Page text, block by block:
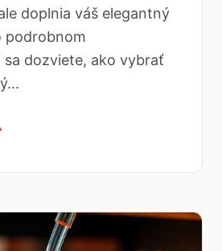
doplnia váš elegantný
podrobnom
sa dozviete, ako vybrať